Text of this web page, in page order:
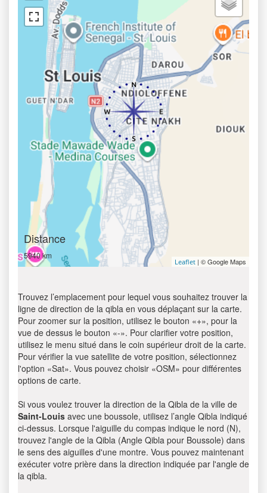
Distance
5940 km
Leaflet | © Google Maps
Trouvez l’emplacement pour lequel vous souhaitez trouver la
ligne de direction de la qibla en vous déplaçant sur la carte.
Pour zoomer sur la position, utilisez le bouton «+», pour la
vue de dessus le bouton «-». Pour clarifier votre position,
utilisez le menu situé dans le coin supérieur droit de la carte.
Pour vérifier la vue satellite de votre position, sélectionnez
l'option «Sat». Vous pouvez choisir «OSM» pour différentes
options de carte.
Si vous voulez trouver la direction de la Qibla de la ville de
Saint-Louis avec une boussole, utilisez l’angle Qibla indiqué
ci-dessus. Lorsque l'aiguille du compas indique le nord (N),
trouvez l'angle de la Qibla (Angle Qibla pour Boussole) dans
le sens des aiguilles d'une montre. Vous pouvez maintenant
exécuter votre prière dans la direction indiquée par l'angle de
la qibla.